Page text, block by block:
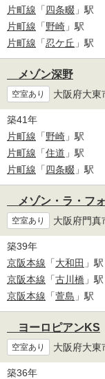
片町線 「四条畷 」駅
片町線 「野崎 」駅
片町線 「忍ケ丘 」駅
メゾン深野
空室あり 大阪府大東
築41年
片町線 「野崎 」駅
片町線 「住道 」駅
片町線 「四条畷 」駅
メゾン・ラ・フ
空室あり 大阪府門真
築39年
京阪本線 「大和田 」駅
京阪本線 「古川橋 」駅
京阪本線 「萱島 」駅
ヨーロピアンKS
空室あり 大阪府大東
築36年